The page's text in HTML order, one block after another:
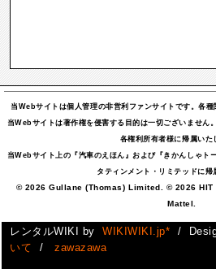
当Webサイトは個人管理の非営利ファンサイトです。各種
当Webサイトは著作権を侵害する目的は一切ございません
各権利所有者様に帰属いた
当Webサイト上の『汽車のえほん』および『きかんしゃト
タティンメント・リミテッドに帰
© 2026 Gullane (Thomas) Limited. © 2026
Mattel.
レンタルWIKI by WIKIWIKI.jp* /
いて
/ zawazawa